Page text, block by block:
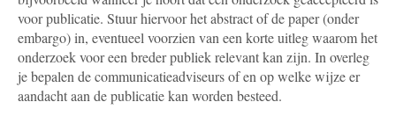
voor publicatie. Stuur hiervoor het abstract of de paper (onder
embargo) in, eventueel voorzien van een korte uitleg waarom het
onderzoek voor een breder publiek relevant kan zijn. In overleg
je bepalen de communicatieadviseurs of en op welke wijze er
aandacht aan de publicatie kan worden besteed.